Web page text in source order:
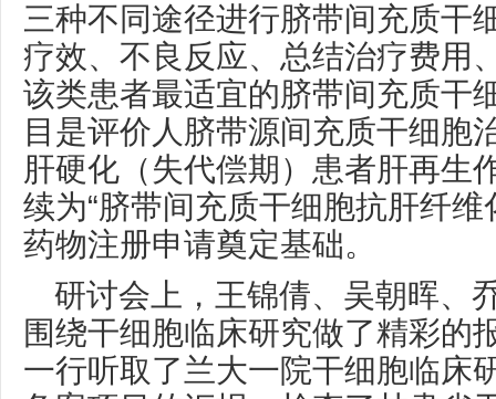
三种不同途径进行脐带间充质干
疗效、不良反应、总结治疗费用
该类患者最适宜的脐带间充质干
目是评价人脐带源间充质干细胞
肝硬化（失代偿期）患者肝再生
续为“脐带间充质干细胞抗肝纤维
药物注册申请奠定基础。
研讨会上，王锦倩、吴朝晖、
围绕干细胞临床研究做了精彩的
一行听取了兰大一院干细胞临床